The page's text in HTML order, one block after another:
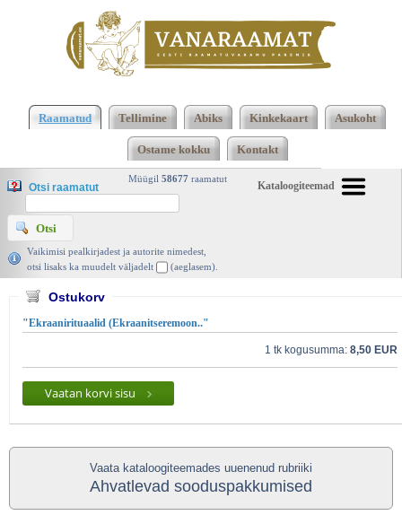
järjekorras, 2474 leheküljelKasutatud raamatud |
Vanaraamat. ee raamatupood
Raamatud Tellimine Abiks Kinkekaart Asukoht
Ostame kokku Kontakt
Kataloogiteemad
Müügil 58677 raamatut
Otsi raamatut
Vaikimisi pealkirjadest ja autorite nimedest,
otsi lisaks ka muudelt väljadelt
(aeglasem).
Ostukorv
"Ekraanirituaalid (Ekraanitseremoon.."
1 tk kogusumma: 8,50 EUR
Vaatan korvi sisu
Vaata kataloogiteemades uuenenud rubriiki
Ahvatlevad sooduspakkumised